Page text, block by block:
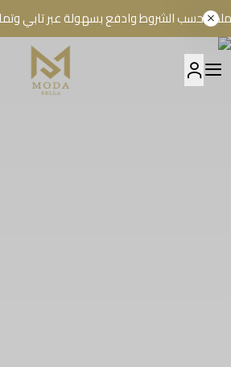
الشروط وادفع بسهولة عبر تابي وتمارا